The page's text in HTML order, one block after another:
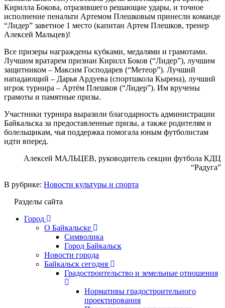
Кирилла Бокова, отразившего решающие удары, и точное
исполнение пенальти Артемом Плешковым принесли команде
“Лидер” заветное 1 место (капитан Артем Плешков, тренер
Алексей Мальцев)!
Все призеры награждены кубками, медалями и грамотами.
Лучшим вратарем признан Кирилл Боков (“Лидер”), лучшим
защитником – Максим Господарев (“Метеор”). Лучший
нападающий – Дарья Ардуева (спортшкола Кырена), лучший
игрок турнира – Артём Плешков (“Лидер”). Им вручены
грамоты и памятные призы.
Участники турнира выразили благодарность администрации
Байкальска за предоставленные призы, а также родителям и
болельщикам, чья поддержка помогала юным футболистам
идти вперед.
Алексей МАЛЬЦЕВ, руководитель секции футбола КДЦ
“Радуга”
В рубрике: Новости культуры и спорта
Разделы сайта
Город
О Байкальске
Символика
Город Байкальск
Новости города
Байкальск сегодня
Градостроительство и земельные отношения
Нормативы градостроительного
проектирования